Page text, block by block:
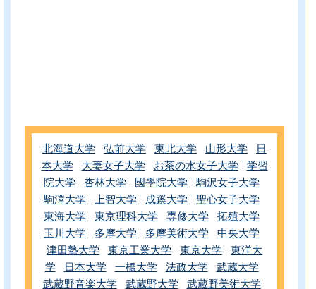
北海道大学 弘前大学 東北大学 山形大学
日
本大学
大妻女子大学 お茶の水女子大学
学習
院大学
杏林大学 國學院大学
駒沢女子大学
駒澤大学
上智大学 成蹊大学
聖心女子大学
東海大学
東京理科大学 専修大学
拓殖大学
玉川大学
多摩大学 多摩美術大学
中央大学
津田塾大学
東京工業大学 東京大学
東洋大
学
日本大学 一橋大学 法政大学
武蔵大学
武蔵野音楽大学
武蔵野大学
武蔵野美術大学